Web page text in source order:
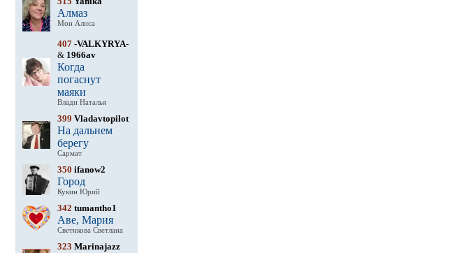
Алмаз
Мон Алиса
407-VALKYRYA-
& 1966av
Когда
погаснут
маяки
Влади Наталья
399 Vladavtopilot
На дальнем
берегу
Сармат
350 ifanow2
Город
Кукин Юрий
342 tumantho1
Аве, Мария
Светикова Светлана
323 Marinajazz